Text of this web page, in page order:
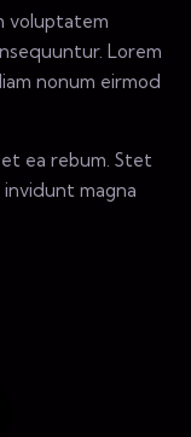
voluptatem
Lorem
nonum eirmod
ea rebum. Stet
magna